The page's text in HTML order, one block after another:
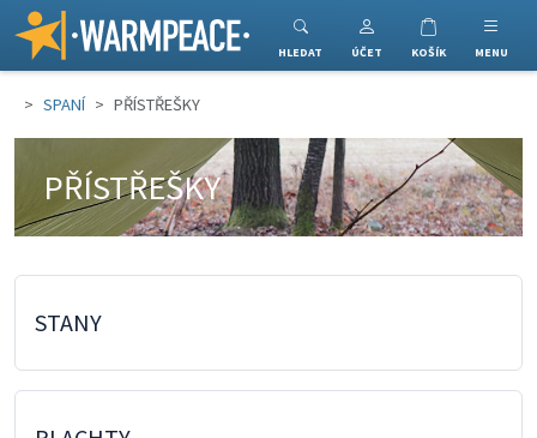
Warmpeace
HLEDAT ÚČET KOŠÍK MENU
SPANÍ PŘÍSTŘEŠKY
PŘÍSTŘEŠKY
STANY